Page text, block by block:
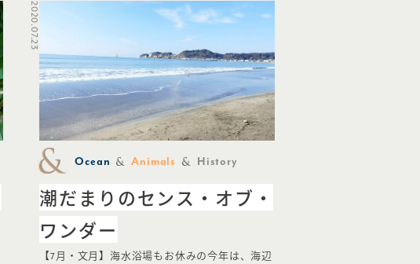
Ocean Animals History
2020.07.23
潮だまりのセンス・オブ・
ワンダー
【7月・文月】海水浴場もお休みの今年は、海辺